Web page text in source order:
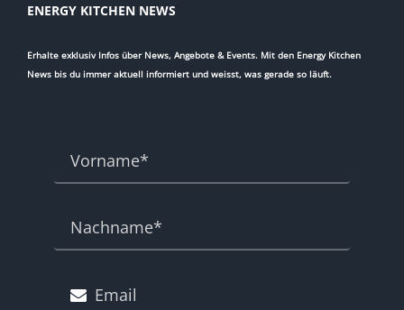
ENERGY KITCHEN NEWS
Erhalte exklusiv Infos über News, Angebote & Events. Mit den Energy Kitchen
News bis du immer aktuell informiert und weisst, was gerade so läuft.